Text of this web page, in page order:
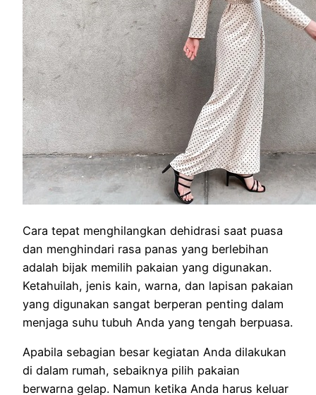
Cara tepat menghilangkan dehidrasi saat puasa
dan menghindari rasa panas yang berlebihan
adalah bijak memilih pakaian yang digunakan.
Ketahuilah, jenis kain, warna, dan lapisan pakaian
yang digunakan sangat berperan penting dalam
menjaga suhu tubuh Anda yang tengah berpuasa.
Apabila sebagian besar kegiatan Anda dilakukan
di dalam rumah, sebaiknya pilih pakaian
berwarna gelap. Namun ketika Anda harus keluar